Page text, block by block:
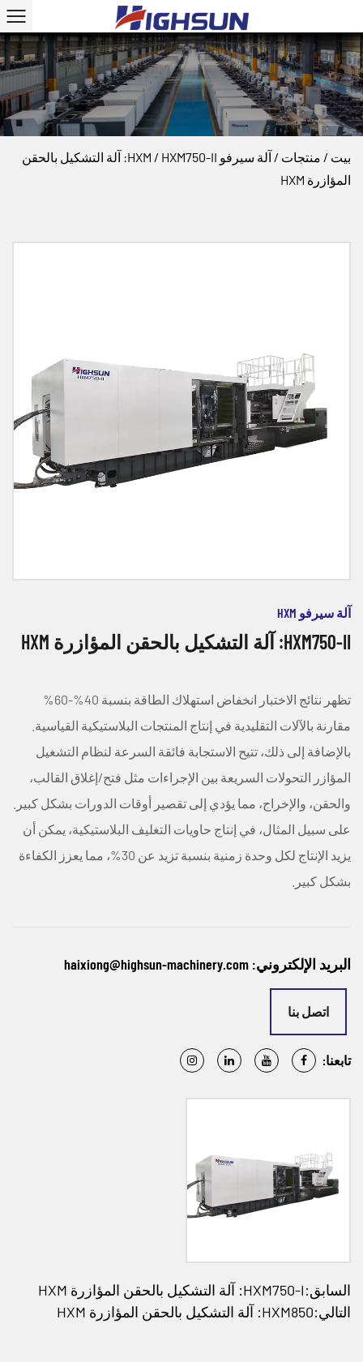
بيت / منتجات / آلة سيرفو HXM /
HXM750-II: آلة التشكيل بالحقن
المؤازرة HXM
آلة سيرفو HXM
HXM750-II: آلة التشكيل بالحقن المؤازرة HXM
تظهر نتائج الاختبار انخفاض استهلاك الطاقة بنسبة 40%-60%
مقارنة بالآلات التقليدية في إنتاج المنتجات البلاستيكية القياسية.
بالإضافة إلى ذلك، تتيح الاستجابة فائقة السرعة لنظام التشغيل
المؤازر التحولات السريعة بين الإجراءات مثل فتح/إغلاق القالب،
والحقن، والإخراج، مما يؤدي إلى تقصير أوقات الدورات بشكل كبير.
على سبيل المثال، في إنتاج حاويات التغليف البلاستيكية، يمكن أن
يزيد الإنتاج لكل وحدة زمنية بنسبة تزيد عن 30%، مما يعزز الكفاءة
بشكل كبير.
البريد الإلكتروني: haixiong@highsun-machinery.com
اتصل بنا
تابعنا:
السابق:HXM750-I: آلة التشكيل بالحقن المؤازرة HXM
التالي:HXM850: آلة التشكيل بالحقن المؤازرة HXM